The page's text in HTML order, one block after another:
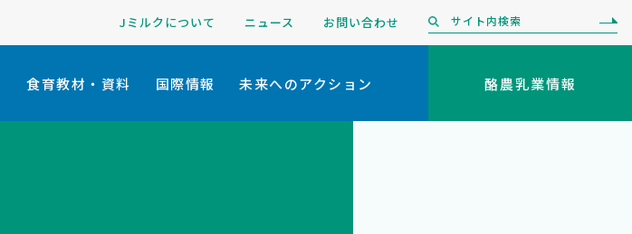
Jミルクについて ニュース お問い合わせ
食育教材・資料 国際情報 未来へのアクション 酪農乳業情報